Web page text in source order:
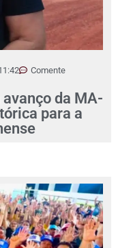
Comente
da MA-
para a